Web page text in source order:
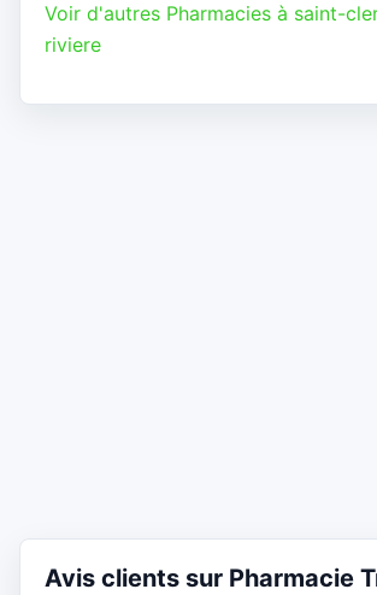
Voir d'autres Pharmacies à saint-
riviere
Avis clients sur Pharmacie